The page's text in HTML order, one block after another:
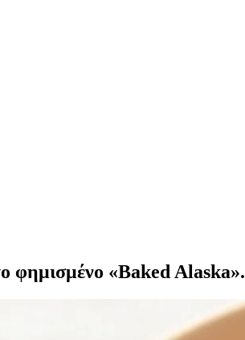
φημισμένο «Baked Alaska».